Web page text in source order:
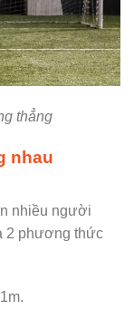
thẳng
nhau
nhiều người
2 phương thức